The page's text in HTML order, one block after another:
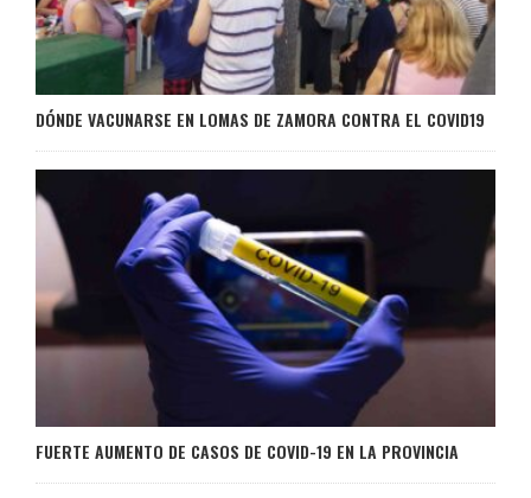
DÓNDE VACUNARSE EN LOMAS DE ZAMORA CONTRA EL COVID19
FUERTE AUMENTO DE CASOS DE COVID-19 EN LA PROVINCIA